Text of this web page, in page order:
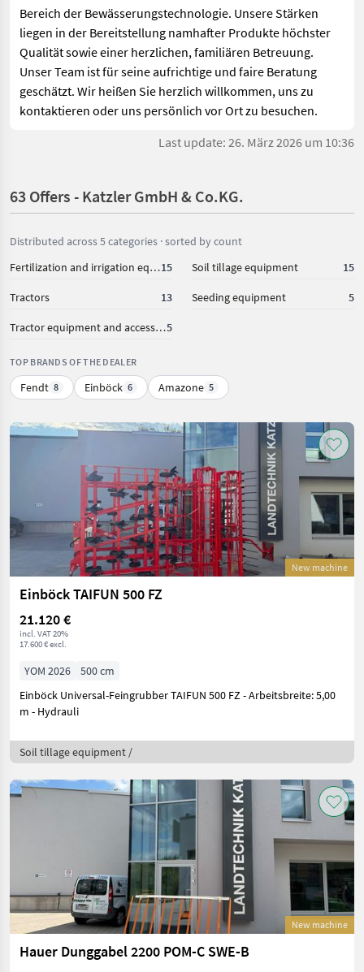
Bereich der Bewässerungstechnologie. Unsere Stärken
liegen in der Bereitstellung namhafter Produkte höchster
Qualität sowie einer herzlichen, familiären Betreuung.
Unser Team ist für seine aufrichtige und faire Beratung
geschätzt. Wir heißen Sie herzlich willkommen, uns zu
kontaktieren oder uns persönlich vor Ort zu besuchen.
Last update: 26. März 2026 um 10:36
63 Offers - Katzler GmbH & Co.KG.
Distributed across 5 categories · sorted by count
Fertilization and irrigation equipment15 Soil tillage equipment 15
Tractors 13 Seeding equipment 5
Tractor equipment and accessories5
TOP BRANDS OF THE DEALER
Fendt 8 Einböck 6 Amazone 5
New machine
Einböck TAIFUN 500 FZ
21.120 €
incl. VAT 20%
17.600 € excl.
YOM 2026
500 cm
Einböck Universal-Feingrubber TAIFUN 500 FZ - Arbeitsbreite: 5,00
m - Hydrauli
Soil tillage equipment /
New machine
Hauer Dunggabel 2200 POM-C SWE-B